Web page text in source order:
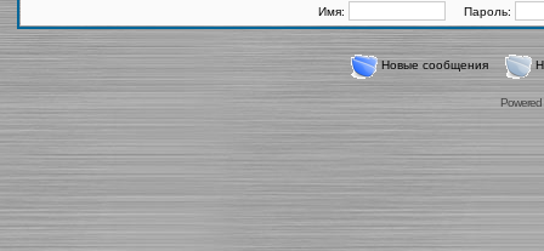
Имя: Пароль:
Новые сообщения